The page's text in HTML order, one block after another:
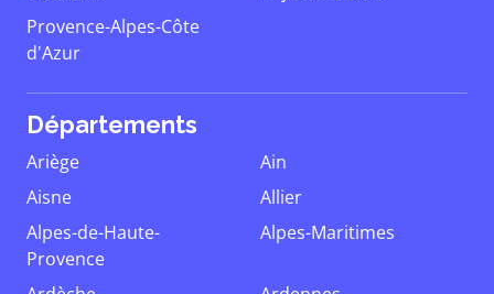
Provence-Alpes-Côte
d'Azur
Départements
Ariège
Ain
Aisne
Allier
Alpes-de-Haute-
Provence
Alpes-Maritimes